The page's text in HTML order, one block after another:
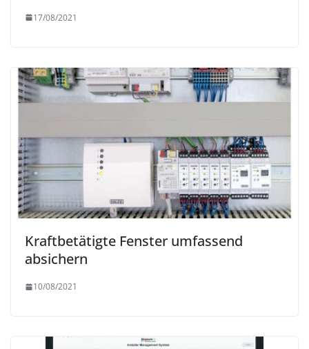
17/08/2021
Kraftbetätigte Fenster umfassend
absichern
10/08/2021